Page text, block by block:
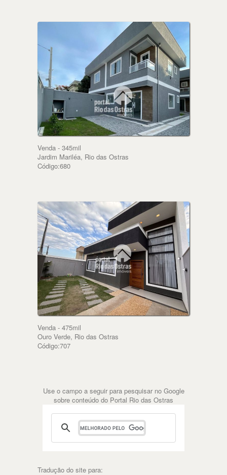
Venda - 345mil
Jardim Mariléa, Rio das Ostras
Código:680
Venda - 475mil
Ouro Verde, Rio das Ostras
Código:707
Use o campo a seguir para pesquisar no Google
sobre conteúdo do Portal Rio das Ostras
Tradução do site para: